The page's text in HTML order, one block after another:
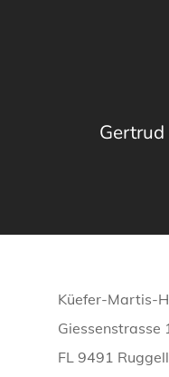
Küefer-Martis-
Giessenstrasse
FL 9491 Ruggell